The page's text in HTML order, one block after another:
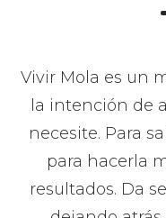
Vivir Mola es un
la intención de
necesite. Para
para hacerla
resultados. Da